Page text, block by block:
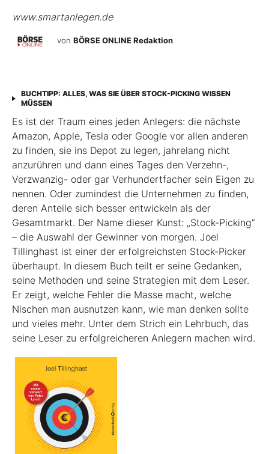
www.smartanlegen.de
von BÖRSE ONLINE Redaktion
BUCHTIPP: ALLES, WAS SIE ÜBER STOCK-PICKING WISSEN
MÜSSEN
Es ist der Traum eines jeden Anlegers: die nächste
Amazon, Apple, Tesla oder Google vor allen anderen
zu finden, sie ins Depot zu legen, jahrelang nicht
anzurühren und dann eines Tages den Verzehn-,
Verzwanzig- oder gar Verhundertfacher sein Eigen zu
nennen. Oder zumindest die Unternehmen zu finden,
deren Anteile sich besser entwickeln als der
Gesamtmarkt. Der Name dieser Kunst: „Stock-Picking“
– die Auswahl der Gewinner von morgen. Joel
Tillinghast ist einer der erfolgreichsten Stock-Picker
überhaupt. In diesem Buch teilt er seine Gedanken,
seine Methoden und seine Strategien mit dem Leser.
Er zeigt, welche Fehler die Masse macht, welche
Nischen man ausnutzen kann, wie man denken sollte
und vieles mehr. Unter dem Strich ein Lehrbuch, das
seine Leser zu erfolgreicheren Anlegern machen wird.